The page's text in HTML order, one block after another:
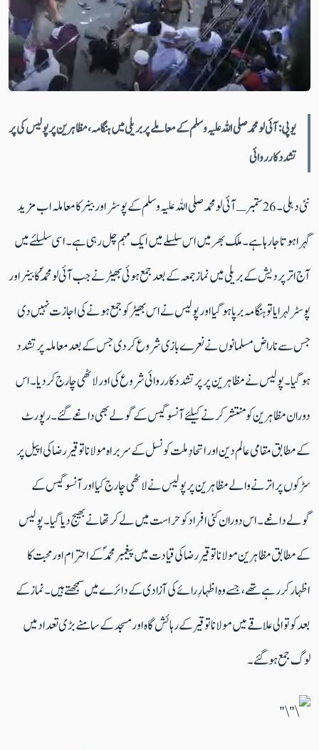
یو پی:آئی لو محمد صلی اللہ علیہ وسلم کے معاملے پر بریلی میں ہنگامہ ،مظاہرین پر پولیس کی پر
تشدد کارروائی
نئی دہلی ۔26 ستمبر ـ آئی لو محمد صلی اللہ علیہ وسلم کے پوسٹر اور بینر کا معاملہ اب مزید
گہرا ہوتا جا رہا ہے ۔ ملک بھر میں اس سلسلے میں ایک مہم چل رہی ہے ۔ اسی سلسلئے میں
آج اتر پردیش کے بریلی میں نماز جمعہ کے بعد جمع ہوئی بھیڑ نے جب آئی لو محمد ؐ کا بینر اور
پوسٹر لہرایا تو ہنگامہ برپا ہو گیا اور پولیس نے اس بھیڑ کو جمع ہونے کی اجازت نہیں دی
جس سے ناراض مسلمانوں نے نعرے بازی شروع کر دی جس کے بعد معاملہ پر تشدد
ہو گیا ۔ پولیس نے مظاہرین پر پر تشدد کارروائی شروع کی اور لاٹھی چارج کر دیا ۔اس
دوران مظاہرین کو منتشر کرنے کیلئے آنسو گیس کے گولے بھی داغے گئے ۔ رپورٹ
کے مطابق مقامی عالم دین اور اتحادِ ملت کونسل کے سربراہ مولانا توقیر رضا کی اپیل پر
سڑکوں پر اترنے والے مظاہرین پر پولیس نے لاٹھی چارج کیا اور آنسو گیس کے
گولے داغے۔ اس دوران کئی افراد کو حراست میں لے کر تھانے بھیج دیا گیا۔ پولیس
کے مطابق مظاہرین مولانا توقیر رضا کی قیادت میں پیغمبر محمدؐ کے احترام اور محبت کا
اظہار کر رہے تھے، جسے وہ اظہارِ رائے کی آزادی کے دائرے میں سمجھتے ہیں۔ نماز کے
بعد کوتوالی علاقے میں مولانا توقیر کے رہائش گاہ اور مسجد کے سامنے بڑی تعداد میں
لوگ جمع ہو گئے۔